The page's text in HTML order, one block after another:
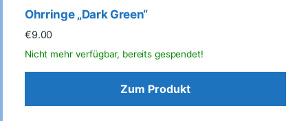
Ohrringe „Dark Green“
€9.00
Zum Produkt